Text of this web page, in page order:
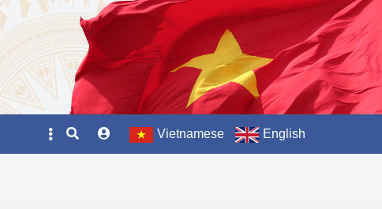
Vietnamese English